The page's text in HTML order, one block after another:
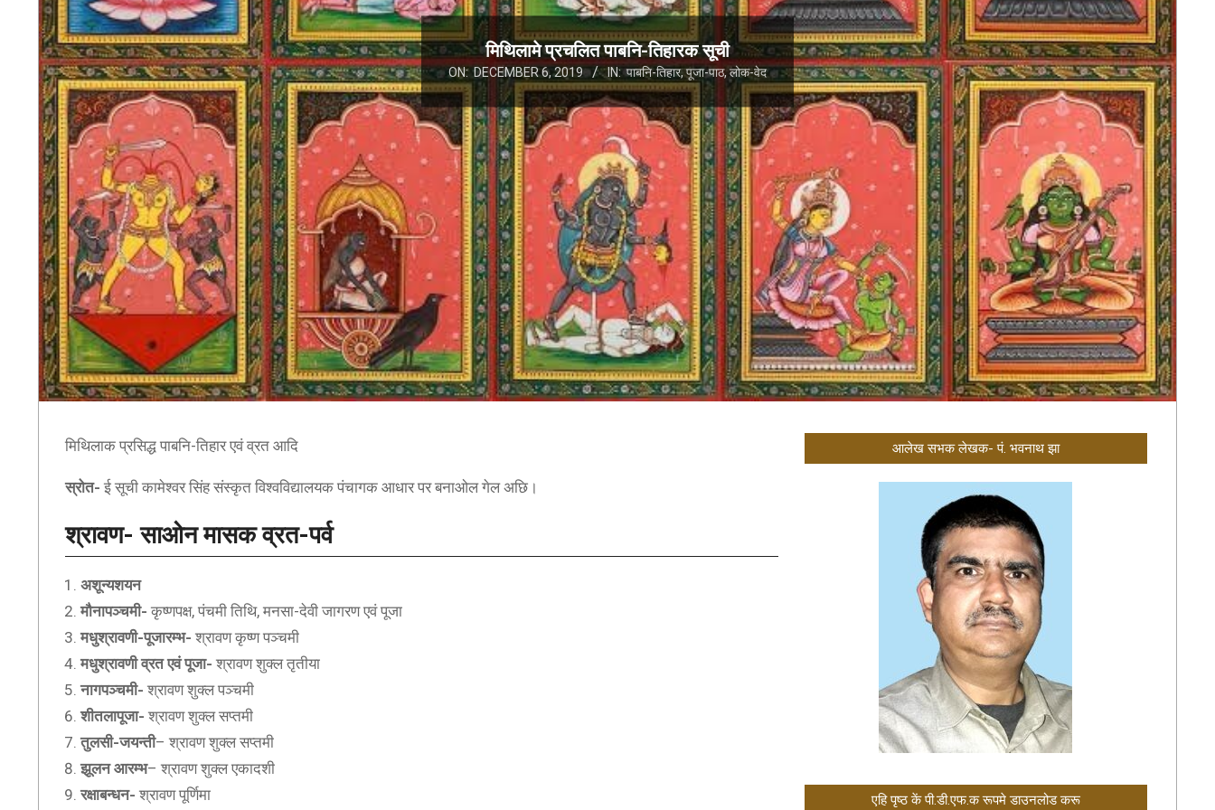
मिथिलामे प्रचलित पाबनि-तिहारक सूची
ON: DECEMBER 6, 2019 IN: पाबनि-तिहार,पूजा-पाठ,लोक-वेद
मिथिलाक प्रसिद्ध पाबनि-तिहार एवं व्रत आदि
स्रोत- ई सूची कामेश्वर सिंह संस्कृत विश्वविद्यालयक पंचागक आधार पर बनाओल गेल अछि।
श्रावण- साओनमासक व्रत-पर्व
अशून्यशयन
मौनापञ्चमी- कृष्णपक्ष, पंचमी तिथि, मनसा-देवी जागरण एवं पूजा
मधुश्रावणी-पूजारम्भ- श्रावण कृष्ण पञ्चमी
मधुश्रावणी व्रत एवं पूजा- श्रावण शुक्ल तृतीया
नागपञ्चमी- श्रावण शुक्ल पञ्चमी
शीतलापूजा- श्रावण शुक्ल सप्तमी
तुलसी-जयन्ती– श्रावण शुक्ल सप्तमी
झूलन आरम्भ– श्रावण शुक्ल एकादशी
रक्षाबन्धन- श्रावण पूर्णिमा
आलेख सभक लेखक- पं. भवनाथ झा
एहि पृष्ठ कें पी.डी.एफ.क रूपमे डाउनलोड करू